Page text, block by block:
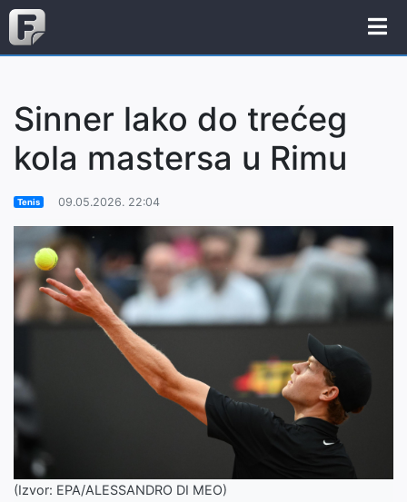
Sinner lako do trećeg
kola mastersa u Rimu
Tenis 09.05.2026. 22:04
(Izvor: EPA/ALESSANDRO DI MEO)